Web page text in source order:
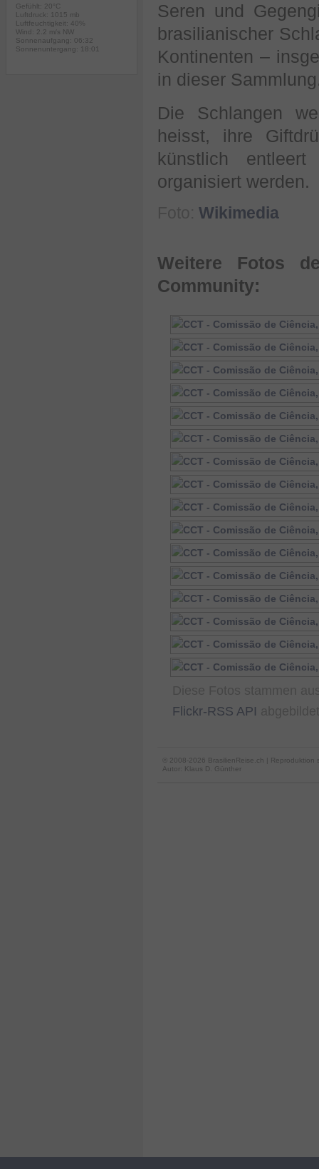
Seren und
brasilianischer
Kontinenten –
in dieser
Die Schlangen
heisst, ihre
künstlich
organisiert werden.
Wikimedia
Weitere Fotos
Community:
Flickr-RSS API
© 2008-2026 BrasilienReise.ch | Reproduktion
Autor: Klaus D. Günther
Gefühlt: 20°C
Luftdruck: 1015 mb
Luftfeuchtigkeit: 40%
Wind: 2.2 m/s NW
Sonnenaufgang: 06:32
Sonnenuntergang: 18:01